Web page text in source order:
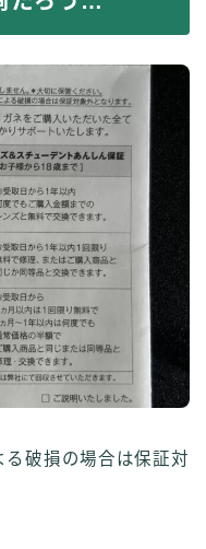
破損の場合は保証対